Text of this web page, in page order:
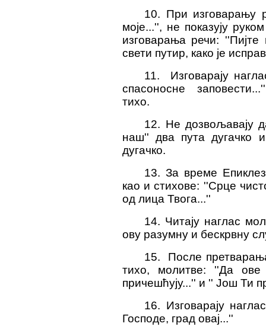
10. При изговарању
моје...'', не показују
изговарања речи:
свети путир, како је
11. Изговарају
спасоносне
тихо.
12. Не дозвољавају
наш'' два пута дугачко
дугачко.
13. За време
као и стихове: ''Срце
од лица Твога...''
14. Читају наглас
ову разумну и бескрвну
15. После
тихо, молитве: ''Да ове
причешћују...'' и '' Још Ти
16. Изговарају
Господе, град овај...''